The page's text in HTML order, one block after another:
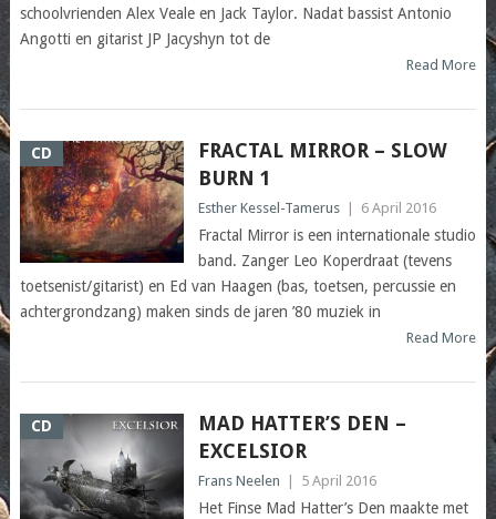
schoolvrienden Alex Veale en Jack Taylor. Nadat bassist Antonio
Angotti en gitarist JP Jacyshyn tot de
Read More
CD
FRACTAL MIRROR – SLOW
BURN 1
Esther Kessel-Tamerus 6 April 2016
Fractal Mirror is een internationale studio
band. Zanger Leo Koperdraat (tevens
toetsenist/gitarist) en Ed van Haagen (bas, toetsen, percussie en
achtergrondzang) maken sinds de jaren ’80 muziek in
Read More
CD
MAD HATTER’S DEN –
EXCELSIOR
Frans Neelen 5 April 2016
Het Finse Mad Hatter’s Den maakte met